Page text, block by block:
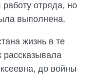
отряда, но
выполнена.
жизнь в те
рассказывала
до войны